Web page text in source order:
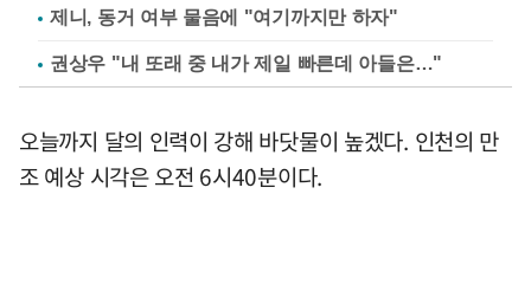
제니, 동거 여부 물음에 "여기까지만 하자"
권상우 "내 또래 중 내가 제일 빠른데 아들은…"
오늘까지 달의 인력이 강해 바닷물이 높겠다. 인천의 만
조 예상 시각은 오전 6시40분이다.